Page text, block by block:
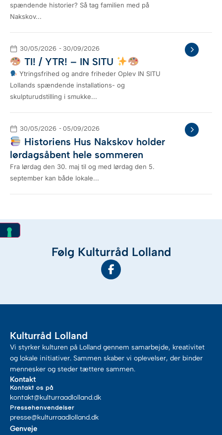
spændende historier? Så tag familien med på
Nakskov...
30/05/2026 - 30/09/2026
TI! / YTR! – IN SITU
Ytringsfrihed og andre friheder Oplev IN SITU
Lollands spændende installations- og
skulpturudstilling i smukke...
30/05/2026 - 05/09/2026
Historiens Hus Nakskov holder
lørdagsåbent hele sommeren
Fra lørdag den 30. maj til og med lørdag den 5.
september kan både lokale...
Følg Kulturråd Lolland
Kulturråd Lolland
Vi styrker kulturen på Lolland gennem samarbejde, kreativitet
og lokale initiativer. Sammen skaber vi oplevelser, der binder
mennesker og steder tættere sammen.
Kontakt
Kontakt os på
kontakt@kulturraadlolland.dk
Pressehenvendelser
presse@kulturraadlolland.dk
Genveje